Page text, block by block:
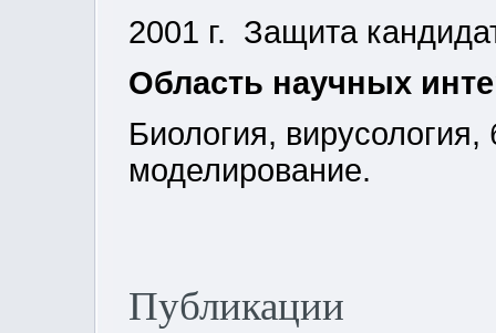
2001 г. Защита
Область научных
Биология,
моделирование.
Публикации